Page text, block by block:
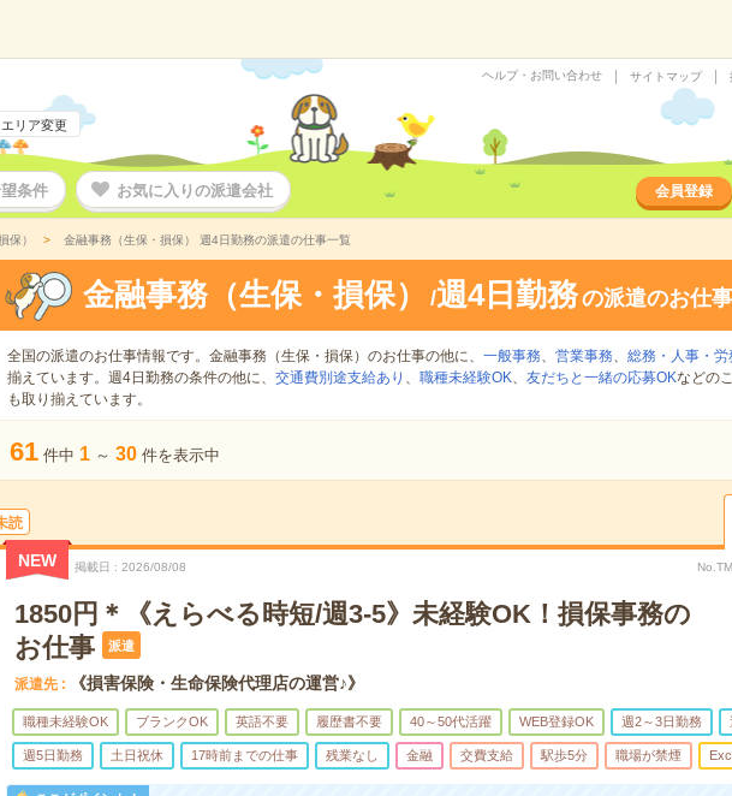
エリア変更
ヘルプ・お問い合わせ サイトマップ
条件 お気に入りの派遣会社 会員登録
保） 金融事務（生保・損保） 週4日勤務の派遣の仕事一覧
金融事務（生保・損保） /週4日勤務の派遣のお仕
全国の派遣のお仕事情報です。金融事務（生保・損保）のお仕事の他に、 一般事務、 営業事務、 総務・人事・労
揃えています。週4日勤務の条件の他に、 交通費別途支給あり 、 職種未経験OK、 友だちと一緒の応募OKなどの
も取り揃えています。
61 件中 1 ～ 30 件を表示中
読
NEW 掲載日 2026/08/08
1850円＊《えらべる時短/週3-5》未経験OK！損保事務の
お仕事
派遣
派遣先 《損害保険・生命保険代理店の運営♪》
職種未経験OK ブランクOK 英語不要 履歴書不要 40～50代活躍 WEB登録OK 週2～3日勤務
週5日勤務 土日祝休 17時前までの仕事 残業なし 金融 交費支給 駅歩5分 職場が禁煙